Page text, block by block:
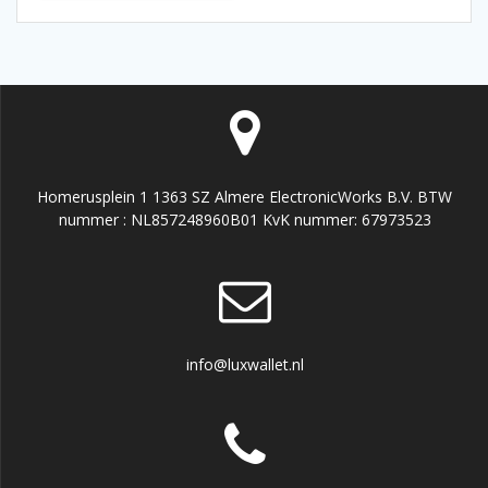
Homerusplein 1 1363 SZ Almere ElectronicWorks B.V. BTW
nummer : NL857248960B01 KvK nummer: 67973523
info@luxwallet.nl